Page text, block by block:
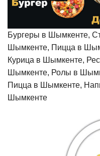
Бургеры в Шымкенте,
Шымкенте, Пицца в
Курица в Шымкенте,
Шымкенте, Ролы в
Пицца в Шымкенте,
Шымкенте